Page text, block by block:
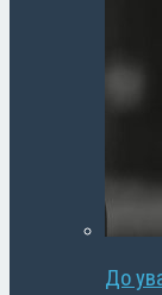
До